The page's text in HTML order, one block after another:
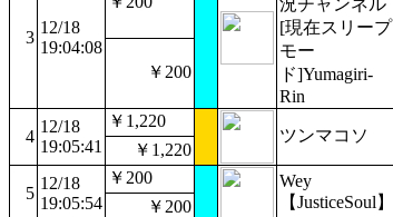
3
12/18
19:04:08
況チャンネル
[現在スリープ
モー
ド]Yumagiri-
Rin
￥200
4
12/18
19:05:41
￥1,220
ツンマコソ
￥1,220
5
12/18
19:05:54
￥200
Wey
【JusticeSoul】
￥200